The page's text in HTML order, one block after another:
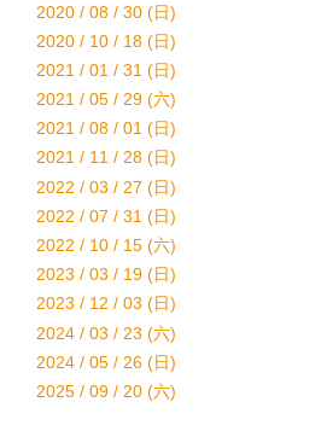
2020 / 08 / 30 (日)
2020 / 10 / 18 (日)
2021 / 01 / 31 (日)
2021 / 05 / 29 (六)
2021 / 08 / 01 (日)
2021 / 11 / 28 (日)
2022 / 03 / 27 (日)
2022 / 07 / 31 (日)
2022 / 10 / 15 (六)
2023 / 03 / 19 (日)
2023 / 12 / 03 (日)
2024 / 03 / 23 (六)
2024 / 05 / 26 (日)
2025 / 09 / 20 (六)